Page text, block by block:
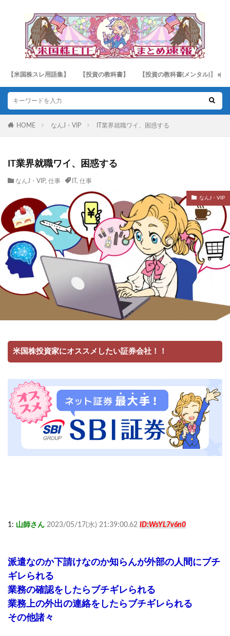
【米国株スレ用語集】 【投資の教科書】 【投資の教科書(メンタル)】
HOME なんJ・VIP IT業界就職ワイ、困惑する
IT業界就職ワイ、困惑する
なんJ・VIP, 仕事 , 仕事
なんJ・VIP
米国株投資家にオススメしたい証券会社！！
1: 山師さん 2023/05/17(水) 21:39:00.62 ID:WsYL7v6n0
派遣なのか下請けなのか知らんが外部の人間にブチ
ギレられる
業務の確認をしたらブチギレられる
業務上の外出の連絡をしたらブチギレられる
その他諸々